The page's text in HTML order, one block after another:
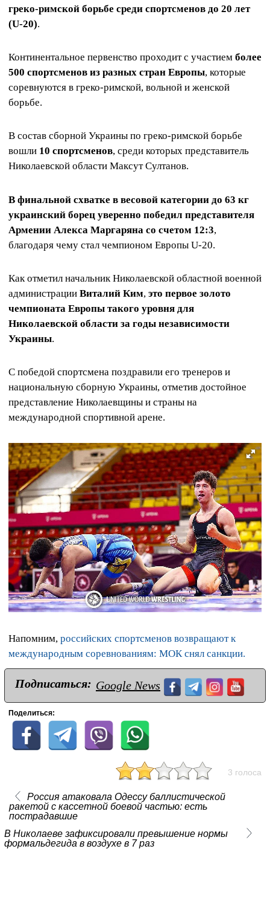
греко-римской борьбе среди спортсменов до 20 лет
(U-20).
Континентальное первенство проходит с участием более
500 спортсменов из разных стран Европы, которые
соревнуются в греко-римской, вольной и женской
борьбе.
В состав сборной Украины по греко-римской борьбе
вошли 10 спортсменов, среди которых представитель
Николаевской области Максут Султанов.
В финальной схватке в весовой категории до 63 кг
украинский борец уверенно победил представителя
Армении Алекса Маргаряна со счетом 12:3,
благодаря чему стал чемпионом Европы U-20.
Как отметил начальник Николаевской областной военной
администрации Виталий Ким, это первое золото
чемпионата Европы такого уровня для
Николаевской области за годы независимости
Украины.
С победой спортсмена поздравили его тренеров и
национальную сборную Украины, отметив достойное
представление Николаевщины и страны на
международной спортивной арене.
Напомним, российских спортсменов возвращают к
международным соревнованиям: МОК снял санкции.
Подписаться: Google News
Поделиться:
3 голоса
Россия атаковала Одессу баллистической
ракетой с кассетной боевой частью: есть
пострадавшие
В Николаеве зафиксировали превышение нормы
формальдегида в воздухе в 7 раз